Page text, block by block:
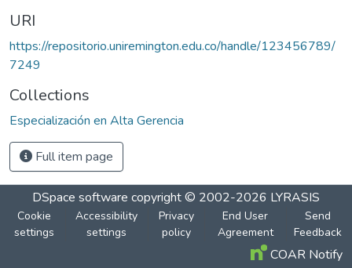
URI
https://repositorio.uniremington.edu.co/handle/123456789/
7249
Collections
Especialización en Alta Gerencia
Full item page
DSpace software copyright © 2002-2026 LYRASIS
Cookie
settings
Accessibility
settings
Privacy
policy
End User
Agreement
Send
Feedback
COAR Notify